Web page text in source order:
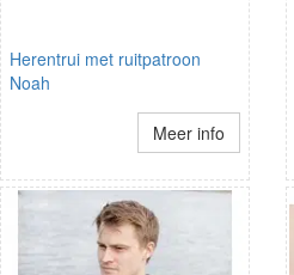
Herentrui met ruitpatroon
Noah
Meer info